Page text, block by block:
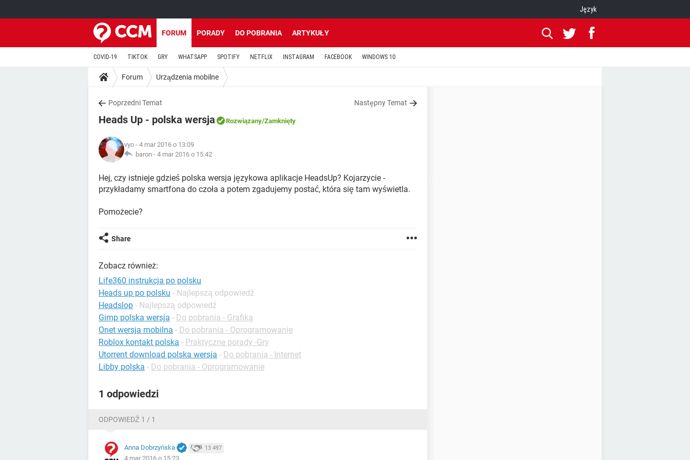
Język
FORUM PORADY DO POBRANIA ARTYKUŁY
COVID-19 TIKTOK GRY WHATSAPP SPOTIFY NETFLIX INSTAGRAM FACEBOOK WINDOWS 10
Forum Urządzenia mobilne
Poprzedni Temat Następny Temat
Heads Up - polska wersja Rozwiązany/Zamknięty
vyo - 4 mar 2016 o 13:09
baron - 4 mar 2016 o 15:42
Hej, czy istnieje gdzieś polska wersja językowa aplikacje HeadsUp? Kojarzycie -
przykładamy smartfona do czoła a potem zgadujemy postać, która się tam wyświetla.
Pomożecie?
Share
Zobacz również:
Life360 instrukcja po polsku
Heads up po polsku - Najlepszą odpowiedź
Headslop - Najlepszą odpowiedź
Gimp polska wersja - Do pobrania - Grafika
Onet wersja mobilna - Do pobrania - Oprogramowanie
Roblox kontakt polska - Praktyczne porady -Gry
Utorrent download polska wersja - Do pobrania - Internet
Libby polska - Do pobrania - Oprogramowanie
1 odpowiedzi
ODPOWIEDŹ 1 / 1
Anna Dobrzyńska 13 497
4 mar 2016 o 15:23